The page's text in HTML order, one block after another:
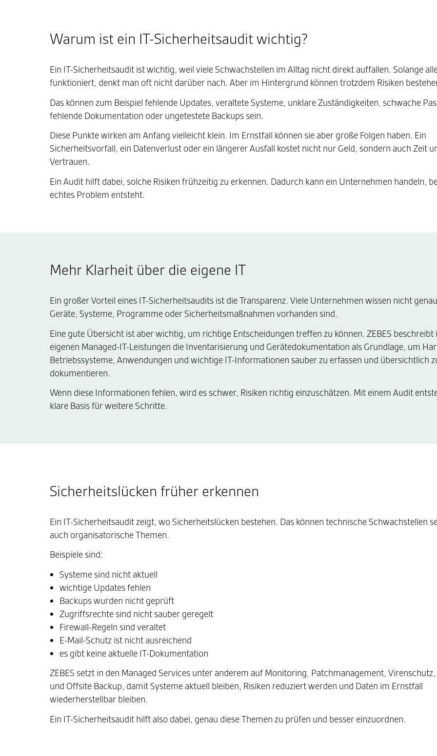
Warum ist ein IT-Sicherheitsaudit wichtig?
Ein IT-Sicherheitsaudit ist wichtig, weil viele Schwachstellen im Alltag nicht direkt auffallen. Solange
funktioniert, denkt man oft nicht darüber nach. Aber im Hintergrund können trotzdem Risiken
Das können zum Beispiel fehlende Updates, veraltete Systeme, unklare Zuständigkeiten, schwache
fehlende Dokumentation oder ungetestete Backups sein.
Diese Punkte wirken am Anfang vielleicht klein. Im Ernstfall können sie aber große Folgen haben. Ein
Sicherheitsvorfall, ein Datenverlust oder ein längerer Ausfall kostet nicht nur Geld, sondern auch Zeit
Vertrauen.
Ein Audit hilft dabei, solche Risiken frühzeitig zu erkennen. Dadurch kann ein Unternehmen handeln,
echtes Problem entsteht.
Mehr Klarheit über die eigene IT
Ein großer Vorteil eines IT-Sicherheitsaudits ist die Transparenz. Viele Unternehmen wissen nicht
Geräte, Systeme, Programme oder Sicherheitsmaßnahmen vorhanden sind.
Eine gute Übersicht ist aber wichtig, um richtige Entscheidungen treffen zu können. ZEBES beschreibt
eigenen Managed-IT-Leistungen die Inventarisierung und Gerätedokumentation als Grundlage, um
Betriebssysteme, Anwendungen und wichtige IT-Informationen sauber zu erfassen und übersichtlich
dokumentieren.
Wenn diese Informationen fehlen, wird es schwer, Risiken richtig einzuschätzen. Mit einem Audit
klare Basis für weitere Schritte.
Sicherheitslücken früher erkennen
Ein IT-Sicherheitsaudit zeigt, wo Sicherheitslücken bestehen. Das können technische Schwachstellen
auch organisatorische Themen.
Beispiele sind:
Systeme sind nicht aktuell
wichtige Updates fehlen
Backups wurden nicht geprüft
Zugriffsrechte sind nicht sauber geregelt
Firewall-Regeln sind veraltet
E-Mail-Schutz ist nicht ausreichend
es gibt keine aktuelle IT-Dokumentation
ZEBES setzt in den Managed Services unter anderem auf Monitoring, Patchmanagement,
und Offsite Backup, damit Systeme aktuell bleiben, Risiken reduziert werden und Daten im Ernstfall
wiederherstellbar bleiben.
Ein IT-Sicherheitsaudit hilft also dabei, genau diese Themen zu prüfen und besser einzuordnen.